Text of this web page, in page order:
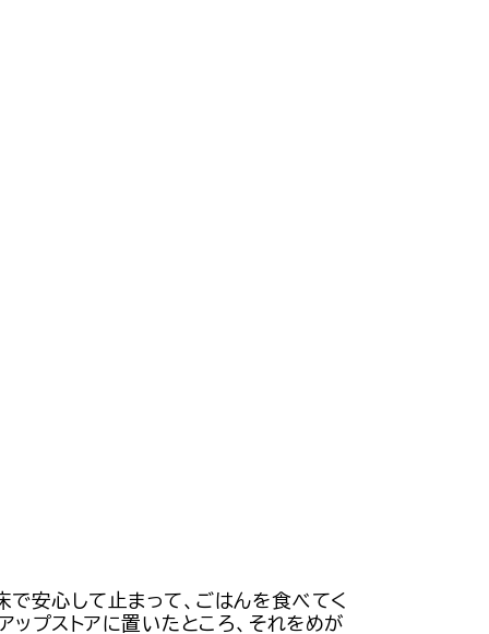
安心して止まって、ごはんを食べてく
プストアに置いたところ、それをめが